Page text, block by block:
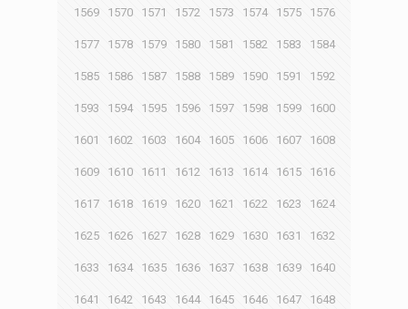
1569 1570 1571 1572 1573 1574 1575 1576
1577 1578 1579 1580 1581 1582 1583 1584
1585 1586 1587 1588 1589 1590 1591 1592
1593 1594 1595 1596 1597 1598 1599 1600
1601 1602 1603 1604 1605 1606 1607 1608
1609 1610 1611 1612 1613 1614 1615 1616
1617 1618 1619 1620 1621 1622 1623 1624
1625 1626 1627 1628 1629 1630 1631 1632
1633 1634 1635 1636 1637 1638 1639 1640
1641 1642 1643 1644 1645 1646 1647 1648